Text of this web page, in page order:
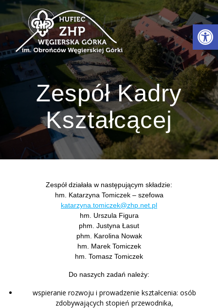
Przejdź
treści
Zespół Kadry
Kształcącej
Zespół działała w następującym składzie:
hm. Katarzyna Tomiczek – szefowa
katarzyna.tomiczek@zhp.net.pl
hm. Urszula Figura
phm. Justyna Łasut
phm. Karolina Nowak
hm. Marek Tomiczek
hm. Tomasz Tomiczek
Do naszych zadań należy:
wspieranie rozwoju i prowadzenie kształcenia: osób
zdobywających stopień przewodnika,